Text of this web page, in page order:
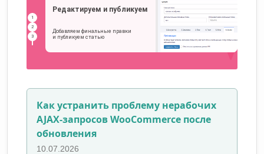
Как устранить проблему нерабочих
AJAX-запросов WooCommerce после
обновления
10.07.2026